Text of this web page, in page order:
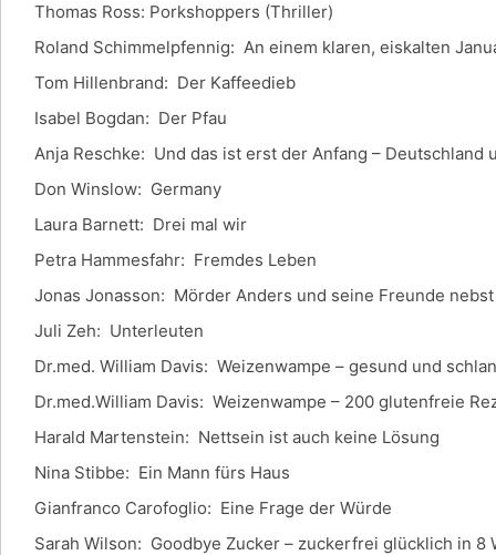
Thomas Ross: Porkshoppers (Thriller)
Roland Schimmelpfennig: An einem klaren, eiskalten
Tom Hillenbrand: Der Kaffeedieb
Isabel Bogdan: Der Pfau
Anja Reschke: Und das ist erst der Anfang – Deutschland
Don Winslow: Germany
Laura Barnett: Drei mal wir
Petra Hammesfahr: Fremdes Leben
Jonas Jonasson: Mörder Anders und seine Freunde
Juli Zeh: Unterleuten
Dr.med. William Davis: Weizenwampe – gesund und
Dr.med.William Davis: Weizenwampe – 200 glutenfreie
Harald Martenstein: Nettsein ist auch keine Lösung
Nina Stibbe: Ein Mann fürs Haus
Gianfranco Carofoglio: Eine Frage der Würde
Sarah Wilson: Goodbye Zucker – zuckerfrei glücklich in 8